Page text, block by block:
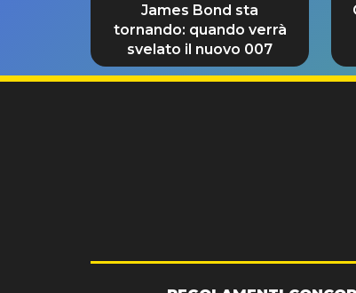
James Bond sta
tornando: quando verrà
svelato il nuovo 007